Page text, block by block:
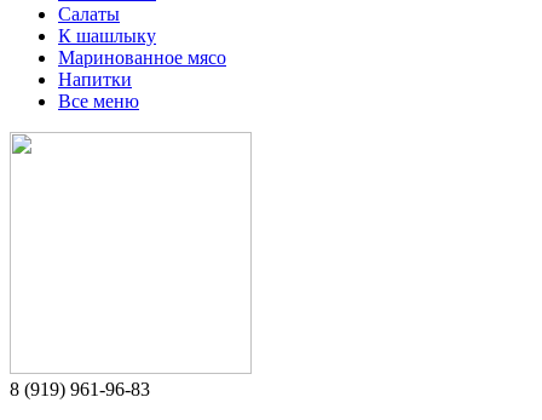
Салаты
К шашлыку
Маринованное мясо
Напитки
Все меню
8 (919) 961-96-83